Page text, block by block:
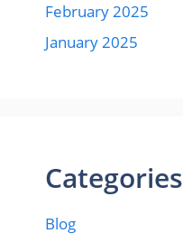
February 2025
January 2025
Categories
Blog